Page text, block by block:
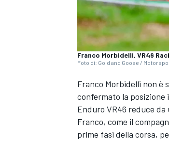
MONOPOSTO
Franco Morbidelli, VR46
Foto di: Gold and Goose /
Franco Morbidelli non è
confermato la posizione
Enduro VR46 reduce
Franco, come il
prime fasi della corsa,